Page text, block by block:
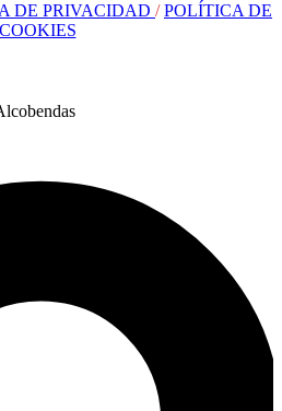
DE PRIVACIDAD /POLÍTICA DE
COOKIES